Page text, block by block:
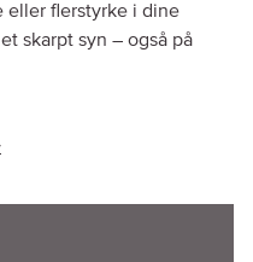
eller flerstyrke i dine
skarpt syn – også på